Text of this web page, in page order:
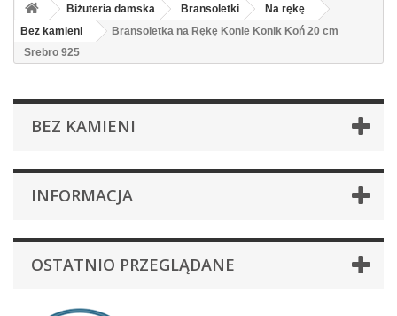
Biżuteria damska Bransoletki
Na rękę
Bez kamieni
Bransoletka na Rękę Konie Konik Koń 20 cm
Srebro 925
BEZ KAMIENI
INFORMACJA
OSTATNIO PRZEGLĄDANE